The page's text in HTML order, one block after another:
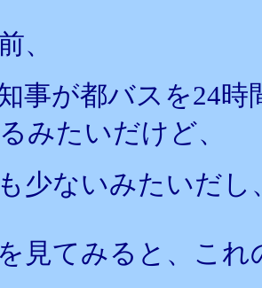
、
事が都バスを24
みたいだけど、
少ないみたいだし
見てみると、こ